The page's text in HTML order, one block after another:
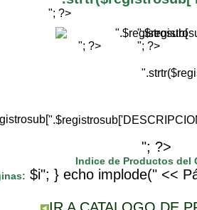
"; ?>
"; ?>
"; ?>
"; ?>
Indice de Productos del
$i"; } echo implode(" <<